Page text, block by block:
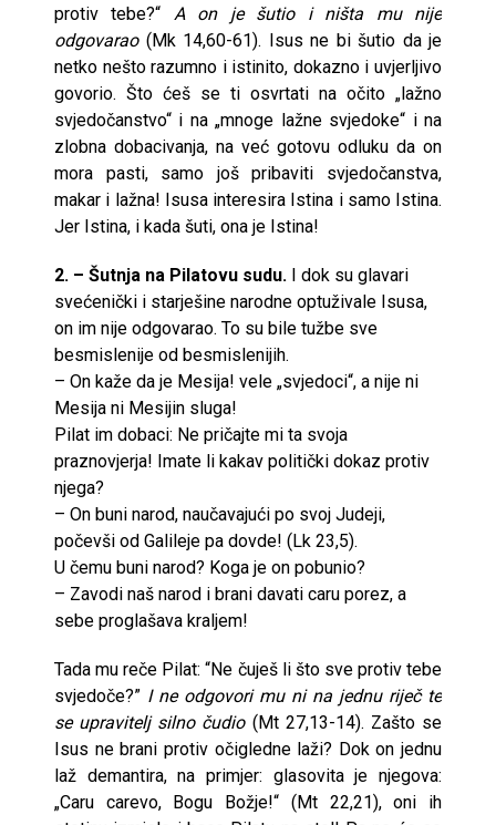
protiv tebe?“ A on je šutio i ništa mu nije
odgovarao(Mk 14,60-61). Isus ne bi šutio da je
netko nešto razumno i istinito, dokazno i uvjerljivo
govorio. Što ćeš se ti osvrtati na očito „lažno
svjedočanstvo“ i na „mnoge lažne svjedoke“ i na
zlobna dobacivanja, na već gotovu odluku da on
mora pasti, samo još pribaviti svjedočanstva,
makar i lažna! Isusa interesira Istina i samo Istina.
Jer Istina, i kada šuti, ona je Istina!
2. – Šutnja na Pilatovu sudu. I dok su glavari
svećenički i starješine narodne optuživale Isusa,
on im nije odgovarao. To su bile tužbe sve
besmislenije od besmislenijih.
– On kaže da je Mesija! vele „svjedoci“, a nije ni
Mesija ni Mesijin sluga!
Pilat im dobaci: Ne pričajte mi ta svoja
praznovjerja! Imate li kakav politički dokaz protiv
njega?
– On buni narod, naučavajući po svoj Judeji,
počevši od Galileje pa dovde! (Lk 23,5).
U čemu buni narod? Koga je on pobunio?
– Zavodi naš narod i brani davati caru porez, a
sebe proglašava kraljem!
Tada mu reče Pilat: “Ne čuješ li što sve protiv tebe
svjedoče?” I ne odgovori mu ni na jednu riječ te
se upravitelj silno čudio(Mt 27,13-14). Zašto se
Isus ne brani protiv očigledne laži? Dok on jednu
laž demantira, na primjer: glasovita je njegova:
„Caru carevo, Bogu Božje!“ (Mt 22,21), oni ih